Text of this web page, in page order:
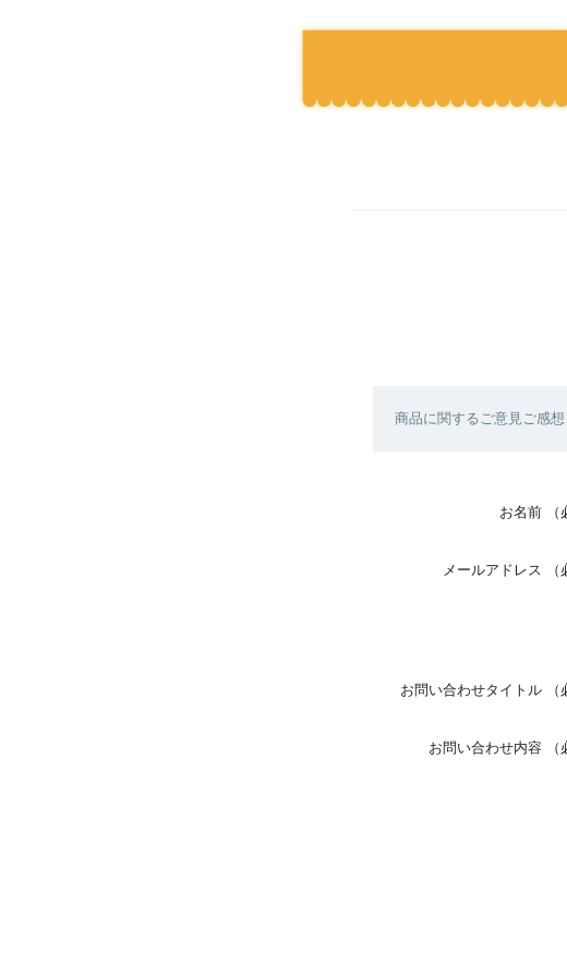
商品に関するご意見ご感
お名前 （
メールアドレス （
お問い合わせタイトル （
お問い合わせ内容 （